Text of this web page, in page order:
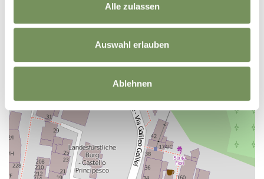
Alle zulassen
Auswahl erlauben
Ablehnen